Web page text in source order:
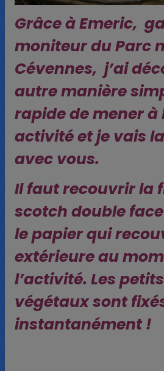
Grâce à Emeric,
moniteur du Parc
Cévennes, j’ai
autre manière
rapide de mener à
activité et je vais
avec vous.
Il faut recouvrir la
scotch double
le papier qui
extérieure au
l’activité. Les
végétaux sont
instantanément !